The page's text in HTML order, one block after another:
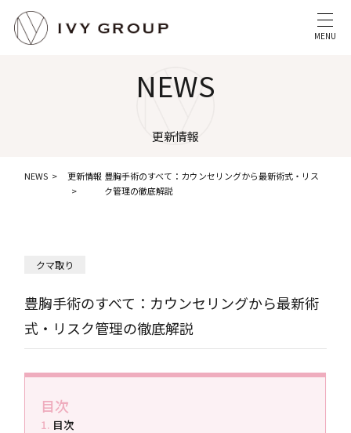
MENU
NEWS
更新情報
NEWS 更新情報 豊胸手術のすべて：カウンセリングから最新術式・リス
ク管理の徹底解説
クマ取り
豊胸手術のすべて：カウンセリングから最新術
式・リスク管理の徹底解説
目次
目次